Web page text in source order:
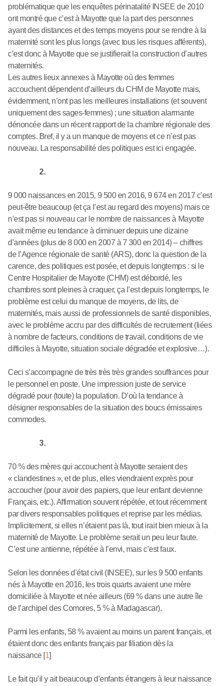
problématique que les enquêtes périnatalité INSEE de 2010
ont montré que c’est à Mayotte que la part des personnes
ayant des distances et des temps moyens pour se rendre à la
maternité sont les plus longs (avec tous les risques afférents),
c’est donc à Mayotte que se justifierait la construction d’autres
maternités.
Les autres lieux annexes à Mayotte où des femmes
accouchent dépendent d’ailleurs du CHM de Mayotte mais,
évidemment, n’ont pas les meilleures installations (et souvent
uniquement des sages-femmes) ; une situation alarmante
dénoncée dans un récent rapport de la chambre régionale des
comptes. Bref, il y a un manque de moyens et ce n’est pas
nouveau. La responsabilité des politiques est ici engagée.
2.
9 000 naissances en 2015, 9 500 en 2016, 9 674 en 2017 c’est
peut-être beaucoup (et ça l’est au regard des moyens) mais ce
n’est pas si nouveau car le nombre de naissances à Mayotte
avait même eu tendance à diminuer depuis une dizaine
d’années (plus de 8 000 en 2007 à 7 300 en 2014) – chiffres
de l’Agence régionale de santé (ARS), donc la question de la
carence, des politiques est posée, et depuis longtemps : si le
Centre Hospitalier de Mayotte (CHM) est débordé, les
chambres sont pleines à craquer, ça l’est depuis longtemps, le
problème est celui du manque de moyens, de lits, de
maternités, mais aussi de professionnels de santé disponibles,
avec le problème accru par des difficultés de recrutement (liées
à nombre de facteurs, conditions de travail, conditions de vie
difficiles à Mayotte, situation sociale dégradée et explosive…).
Ceci s’accompagne de très très très grandes souffrances pour
le personnel en poste. Une impression juste de service
dégradé pour (toute) la population. D’où la tendance à
désigner responsables de la situation des boucs émissaires
commodes.
3.
70 % des mères qui accouchent à Mayotte seraient des
« clandestines », et de plus, elles viendraient exprès pour
accoucher (pour avoir des papiers, que leur enfant devienne
Français, etc.). Affirmation souvent répétée, et tout récemment
par divers responsables politiques et reprise par les médias.
Implicitement, si elles n’étaient pas là, tout irait bien mieux à la
maternité de Mayotte. Le problème serait un peu leur faute.
C’est une antienne, répétée à l’envi, mais c’est faux.
Selon les données d’état civil (INSEE), sur les 9 500 enfants
nés à Mayotte en 2016, les trois quarts avaient une mère
domiciliée à Mayotte et née ailleurs (69 % dans une autre île
de l’archipel des Comores, 5 % à Madagascar).
Parmi les enfants, 58 % avaient au moins un parent français, et
étaient donc des enfants français par filiation dès la
naissance[1]
Le fait qu’il y ait beaucoup d’enfants étrangers à leur naissance